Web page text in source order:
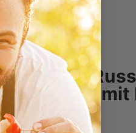
Salat –
mit